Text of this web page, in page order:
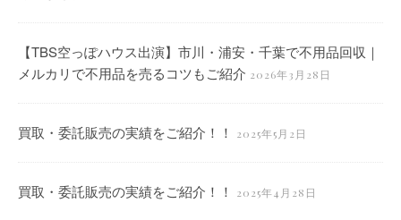
【TBS空っぽハウス出演】市川・浦安・千葉で不用品回収｜
メルカリで不用品を売るコツもご紹介 2026年3月28日
買取・委託販売の実績をご紹介！！ 2025年5月2日
買取・委託販売の実績をご紹介！！ 2025年4月28日